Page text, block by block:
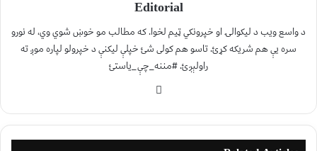
Editorial
د واسع ویب د لیکوالۍ او خپرونکي ټیم لخوا. که مطالب مو خوښ شوي وي، له نورو
سره یې هم شریکه کړئ. تاسو هم کولی شئ خپلې لیکنې د خپرولو لپاره موږ ته
راولېږئ. #مننه_چې_یاستئ